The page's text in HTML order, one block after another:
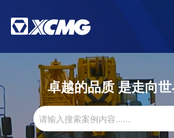
卓越的品质 是走向